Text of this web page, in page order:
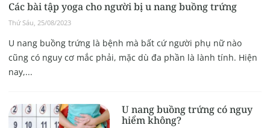
Các bài tập yoga cho người bị u nang buồng trứng
Thứ Sáu, 25/08/2023
U nang buồng trứng là bệnh mà bất cứ người phụ nữ nào
cũng có nguy cơ mắc phải, mặc dù đa phần là lành tính. Hiện
nay,...
U nang buồng trứng có nguy
hiểm không?